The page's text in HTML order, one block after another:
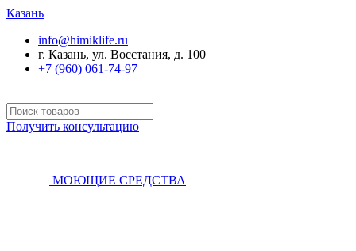
Казань
info@himiklife.ru
г. Казань, ул. Восстания, д. 100
+7 (960) 061-74-97
Получить консультацию
МОЮЩИЕ СРЕДСТВА